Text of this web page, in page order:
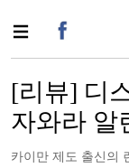
[리뷰] 디
자와라 알
카이만 제도 출신의